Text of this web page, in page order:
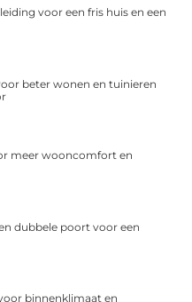
voor een fris huis en een
beter wonen en tuinieren
meer wooncomfort en
dubbele poort voor een
binnenklimaat en